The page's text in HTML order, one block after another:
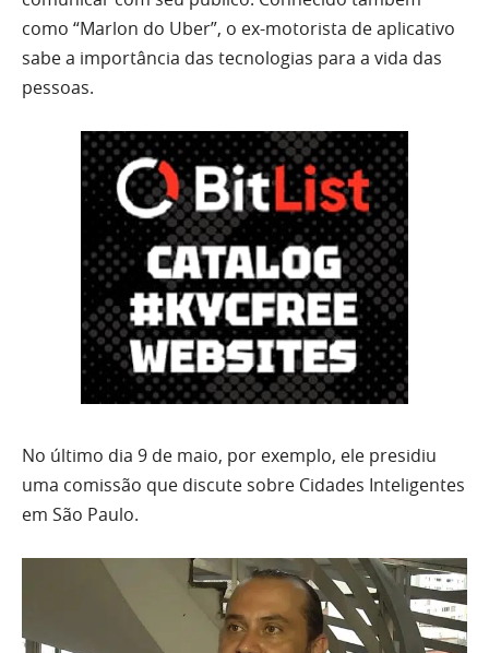
como “Marlon do Uber”, o ex-motorista de aplicativo
sabe a importância das tecnologias para a vida das
pessoas.
No último dia 9 de maio, por exemplo, ele presidiu
uma comissão que discute sobre Cidades Inteligentes
em São Paulo.